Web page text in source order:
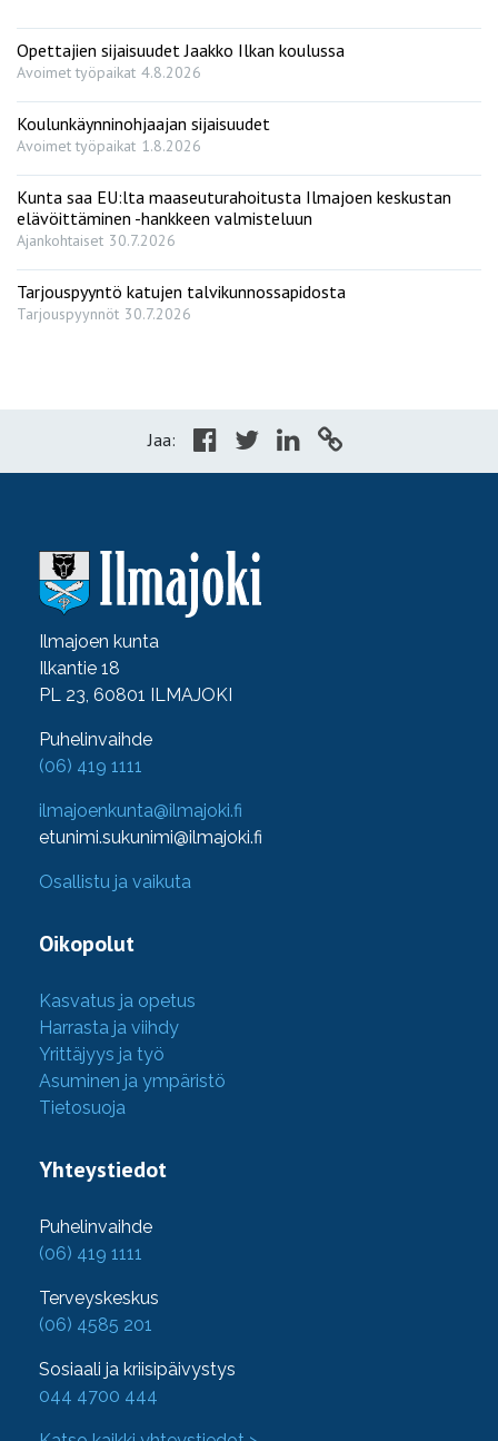
Opettajien sijaisuudet Jaakko Ilkan koulussa
Avoimet työpaikat 4.8.2026
Koulunkäynninohjaajan sijaisuudet
Avoimet työpaikat 1.8.2026
Kunta saa EU:lta maaseuturahoitusta Ilmajoen keskustan
elävöittäminen -hankkeen valmisteluun
Ajankohtaiset 30.7.2026
Tarjouspyyntö katujen talvikunnossapidosta
Tarjouspyynnöt 30.7.2026
Jaa:
Ilmajoen kunta
Ilkantie 18
PL 23, 60801 ILMAJOKI
Puhelinvaihde
(06) 419 1111
ilmajoenkunta@ilmajoki.fi
etunimi.sukunimi@ilmajoki.fi
Osallistu ja vaikuta
Oikopolut
Kasvatus ja opetus
Harrasta ja viihdy
Yrittäjyys ja työ
Asuminen ja ympäristö
Tietosuoja
Yhteystiedot
Puhelinvaihde
(06) 419 1111
Terveyskeskus
(06) 4585 201
Sosiaali ja kriisipäivystys
044 4700 444